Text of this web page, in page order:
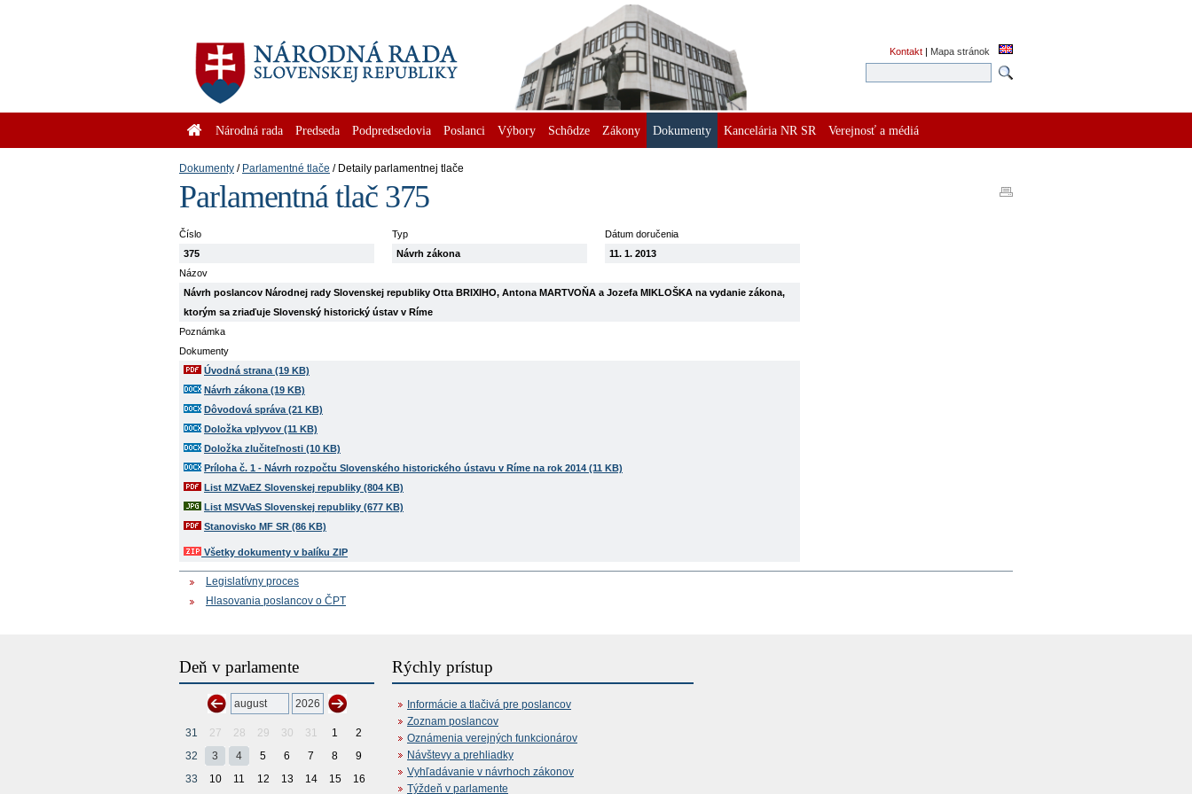
Kontakt | Mapa stránok
Národná rada Predseda Podpredsedovia Poslanci Výbory Schôdze Zákony Dokumenty Kancelária NR SR Verejnosť a médiá
Dokumenty Parlamentné tlače Detaily parlamentnej tlače
Parlamentná tlač 375
Číslo
375
Typ
Návrh zákona
Dátum doručenia
11. 1. 2013
Názov
Návrh poslancov Národnej rady Slovenskej republiky Otta BRIXIHO, Antona MARTVOŇA a Jozefa MIKLOŠKA na vydanie zákona,
ktorým sa zriaďuje Slovenský historický ústav v Ríme
Poznámka
Dokumenty
Úvodná strana (19 KB)
Návrh zákona (19 KB)
Dôvodová správa (21 KB)
Doložka vplyvov (11 KB)
Doložka zlučiteľnosti (10 KB)
Príloha č. 1 - Návrh rozpočtu Slovenského historického ústavu v Ríme na rok 2014 (11 KB)
List MZVaEZ Slovenskej republiky (804 KB)
List MSVVaS Slovenskej republiky (677 KB)
Stanovisko MF SR (86 KB)
Všetky dokumenty v balíku ZIP
Legislatívny proces
Hlasovania poslancov o ČPT
Deň v parlamente
31 27 28 29 30 31 1
2
32
3 4 5 6 7 8
9
33
10 11 12 13 14 15 16
Rýchly prístup
Informácie a tlačivá pre poslancov
Zoznam poslancov
Oznámenia verejných funkcionárov
Návštevy a prehliadky
Vyhľadávanie v návrhoch zákonov
Týždeň v parlamente